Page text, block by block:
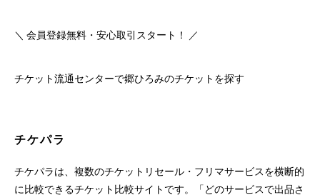
＼ 会員登録無料・安心取引スタート！ ／
チケット流通センターで郷ひろみのチケットを探す
チケパラ
チケパラは、複数のチケットリセール・フリマサービスを横断的
に比較できるチケット比較サイトです。「どのサービスで出品さ